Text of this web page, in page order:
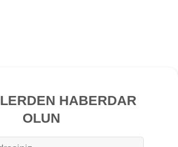
HABERDAR
OLUN